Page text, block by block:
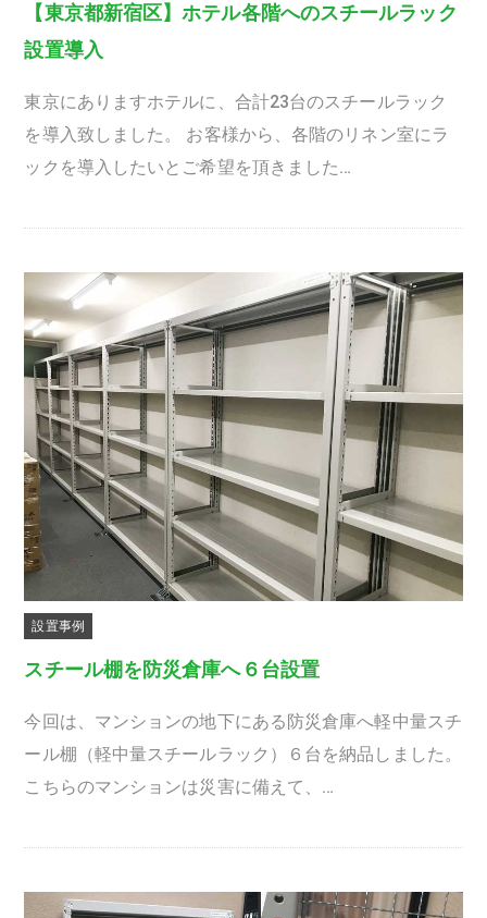
【東京都新宿区】ホテル各階へのスチールラック
設置導入
東京にありますホテルに、合計23台のスチールラック
を導入致しました。 お客様から、各階のリネン室にラ
ックを導入したいとご希望を頂きました…
設置事例
スチール棚を防災倉庫へ６台設置
今回は、マンションの地下にある防災倉庫へ軽中量スチ
ール棚（軽中量スチールラック）６台を納品しました。
こちらのマンションは災害に備えて、…